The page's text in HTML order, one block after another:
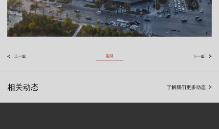
上一篇 返回 下一篇
相关动态 了解我们更多动态